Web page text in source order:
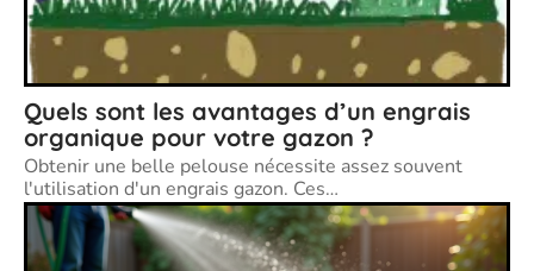
Quels sont les avantages d’un engrais
organique pour votre gazon ?
Obtenir une belle pelouse nécessite assez souvent
l'utilisation d'un engrais gazon. Ces…